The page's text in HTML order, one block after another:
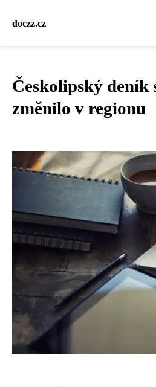
doczz.cz
Českolipský deník
změnilo v regionu